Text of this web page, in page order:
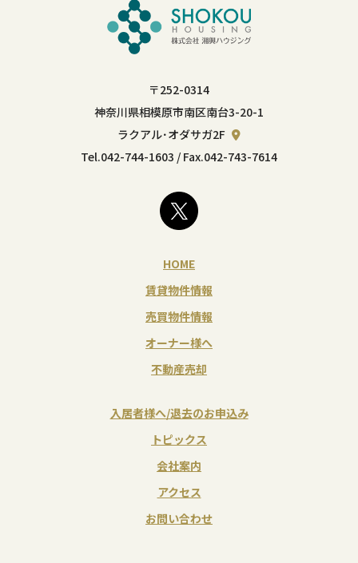
〒252-0314
神奈川県相模原市南区南台3-20-1
ラクアル･オダサガ2F
Tel.042-744-1603 / Fax.042-743-7614
HOME
賃貸物件情報
売買物件情報
オーナー様へ
不動産売却
入居者様へ/退去のお申込み
トピックス
会社案内
アクセス
お問い合わせ